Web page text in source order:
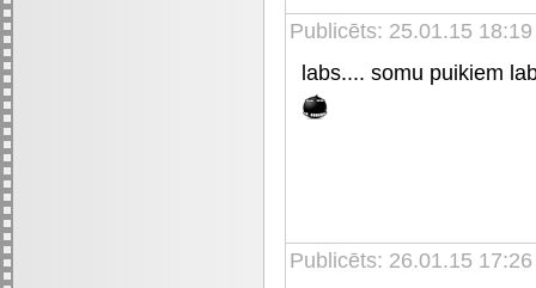
Publicēts: 25.01.15 18:19
labs.... somu puikiem
Publicēts: 26.01.15 17:26